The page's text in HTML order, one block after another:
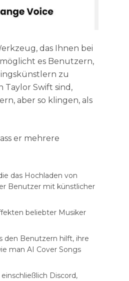
das Ihnen bei
es Benutzern,
zu
Taylor Swift sind,
aber so klingen, als
er mehrere
das Hochladen von
Benutzer mit künstlicher
beliebter Musiker
den Benutzern hilft, ihre
man AI Cover Songs
Discord,